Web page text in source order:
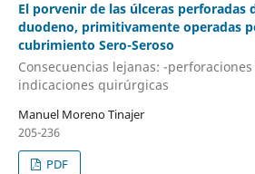
El porvenir de las úlceras perforadas
duodeno, primitivamente operadas
cubrimiento Sero-Seroso
Consecuencias lejanas: -
indicaciones quirúrgicas
Manuel Moreno Tinajer
205-236
PDF